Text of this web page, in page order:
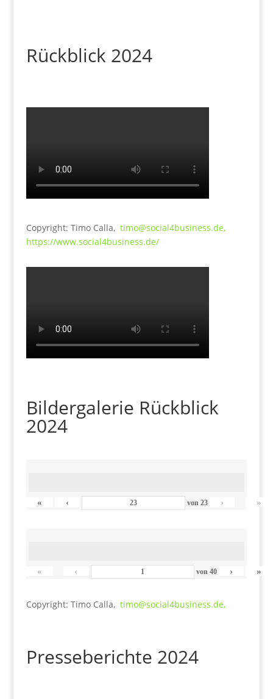
Rückblick 2024
Copyright: Timo Calla, timo@social4business.de,
https://www.social4business.de/
Bildergalerie Rückblick
2024
« ‹ von23 › »
« ‹ von 40 › »
Copyright: Timo Calla, timo@social4business.de,
Presseberichte 2024